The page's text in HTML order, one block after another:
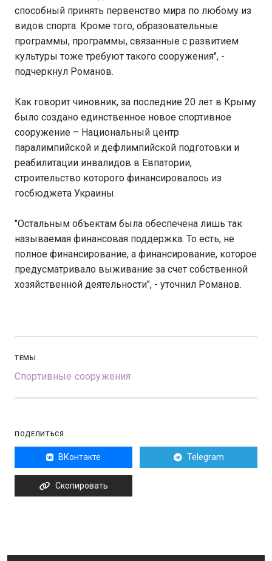
способный принять первенство мира по любому из
видов спорта. Кроме того, образовательные
программы, программы, связанные с развитием
культуры тоже требуют такого сооружения", -
подчеркнул Романов.
Как говорит чиновник, за последние 20 лет в Крыму
было создано единственное новое спортивное
сооружение – Национальный центр
паралимпийской и дефлимпийской подготовки и
реабилитации инвалидов в Евпатории,
строительство которого финансировалось из
госбюджета Украины.
"Остальным объектам была обеспечена лишь так
называемая финансовая поддержка. То есть, не
полное финансирование, а финансирование, которое
предусматривало выживание за счет собственной
хозяйственной деятельности", - уточнил Романов.
ТЕМЫ
Спортивные сооружения
ПОДЕЛИТЬСЯ
ВКонтакте Telegram
Скопировать